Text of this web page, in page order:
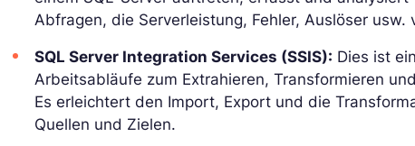
Abfragen, die Serverleistung, Fehler, Auslöser usw.
SQL Server Integration Services (SSIS): Dies ist
Arbeitsabläufe zum Extrahieren, Transformieren
Es erleichtert den Import, Export und die
Quellen und Zielen.